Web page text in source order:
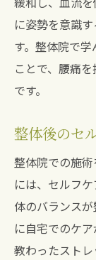
に姿勢を意識
す。整体院で
ことで、腰痛
です。
整体後のセ
整体院での施
には、セルフ
体のバランス
に自宅でのケ
教わったスト